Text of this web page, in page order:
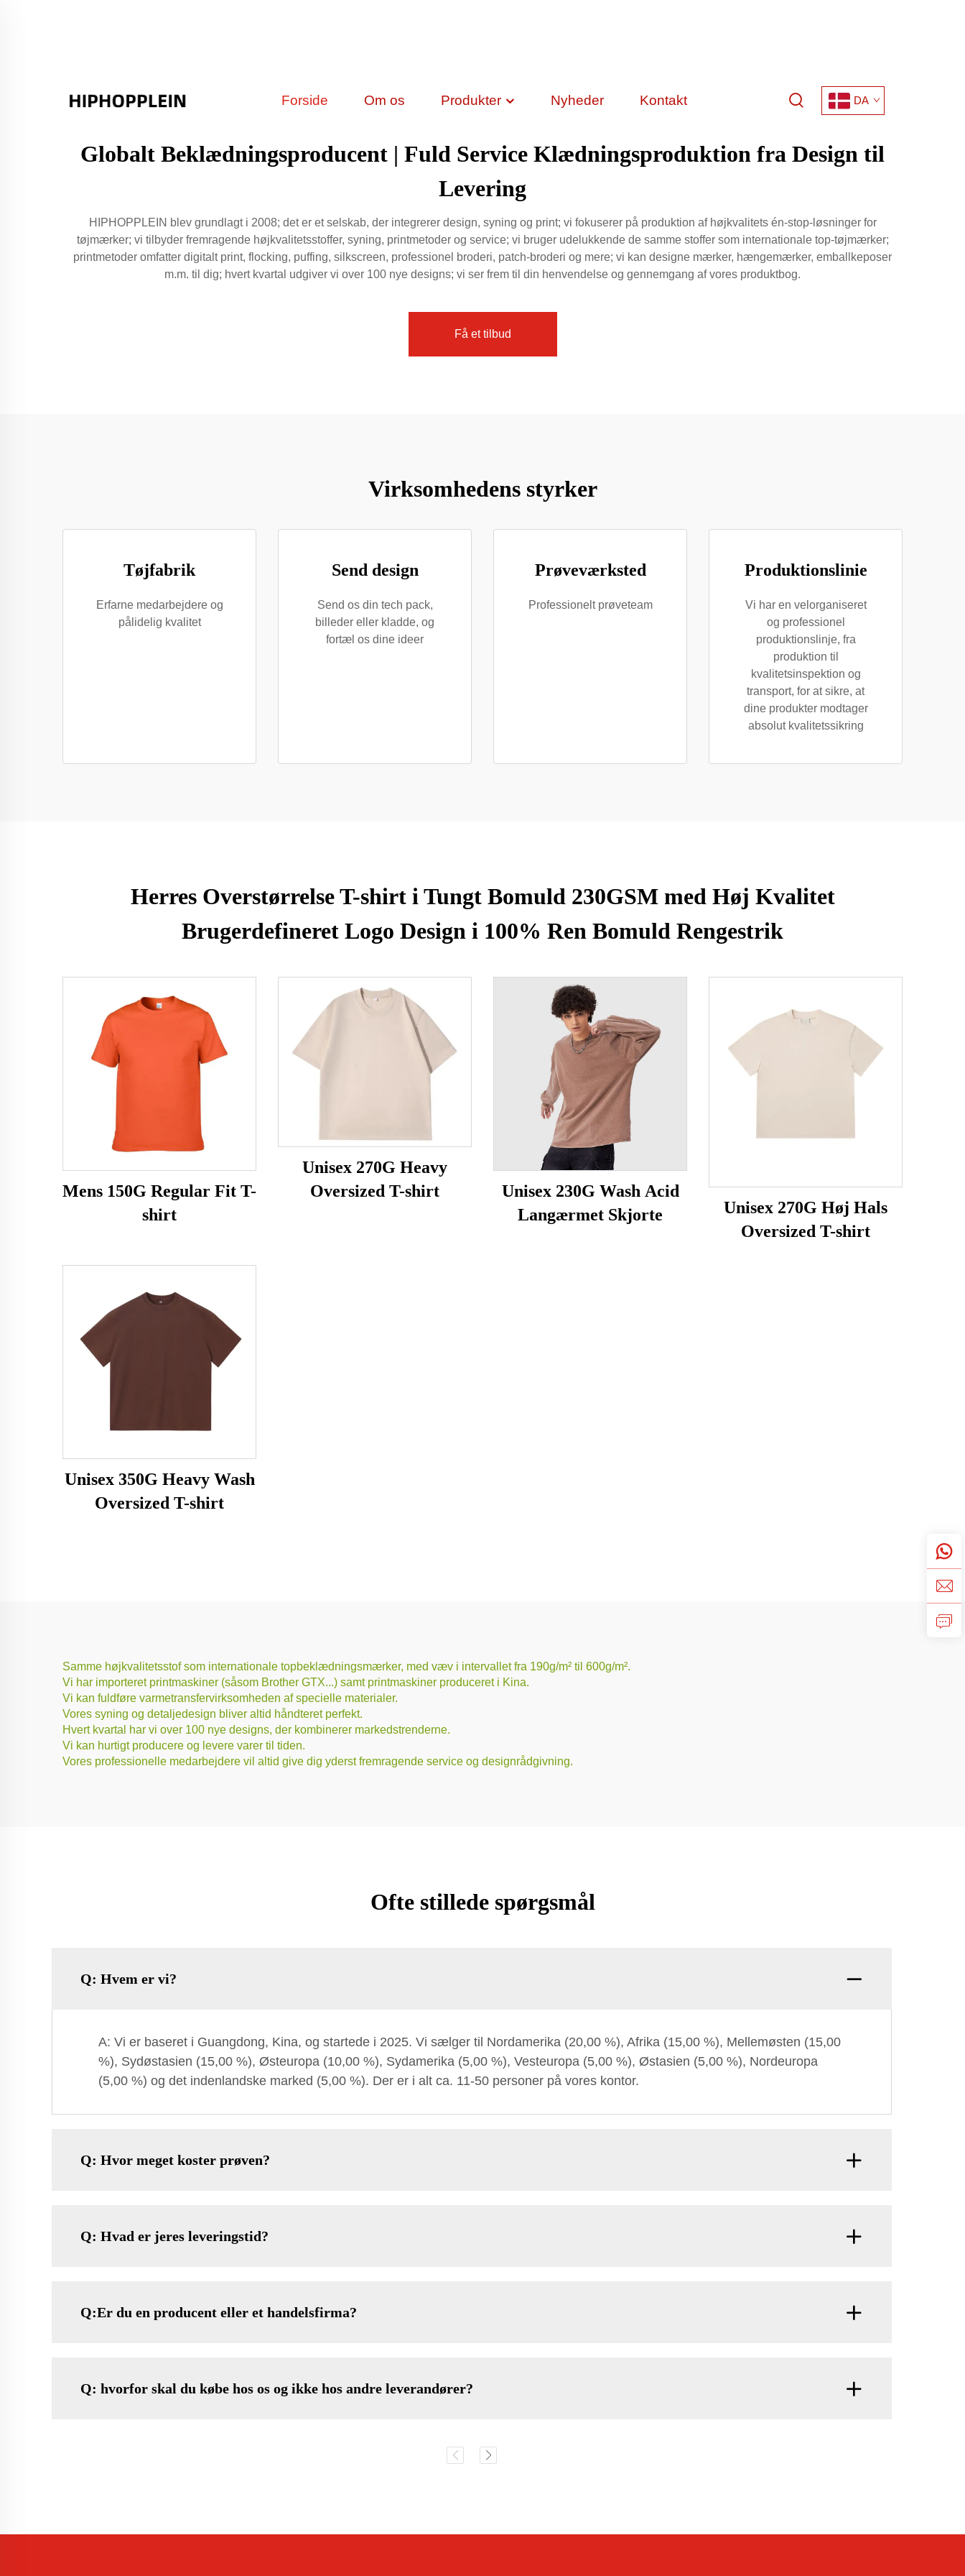
Forside Om os Produkter Nyheder Kontakt DA
Globalt Beklædningsproducent | Fuld Service Klædningsproduktion fra Design til
Levering
HIPHOPPLEIN blev grundlagt i 2008; det er et selskab, der integrerer design, syning og print; vi fokuserer på produktion af højkvalitets én-stop-løsninger for
tøjmærker; vi tilbyder fremragende højkvalitetsstoffer, syning, printmetoder og service; vi bruger udelukkende de samme stoffer som internationale top-tøjmærker;
printmetoder omfatter digitalt print, flocking, puffing, silkscreen, professionel broderi, patch-broderi og mere; vi kan designe mærker, hængemærker, emballkeposer
m.m. til dig; hvert kvartal udgiver vi over 100 nye designs; vi ser frem til din henvendelse og gennemgang af vores produktbog.
Få et tilbud
Virksomhedens styrker
Tøjfabrik
Erfarne medarbejdere og
pålidelig kvalitet
Send design
Send os din tech pack,
billeder eller kladde, og
fortæl os dine ideer
Prøveværksted
Professionelt prøveteam
Produktionslinie
Vi har en velorganiseret
og professionel
produktionslinje, fra
produktion til
kvalitetsinspektion og
transport, for at sikre, at
dine produkter modtager
absolut kvalitetssikring
Herres Overstørrelse T-shirt i Tungt Bomuld 230GSM med Høj Kvalitet
Brugerdefineret Logo Design i 100% Ren Bomuld Rengestrik
Mens 150G Regular Fit T-
shirt
Unisex 270G Heavy
Oversized T-shirt
Unisex 230G Wash Acid
Langærmet Skjorte
Unisex 270G Høj Hals
Oversized T-shirt
Unisex 350G Heavy Wash
Oversized T-shirt
Samme højkvalitetsstof som internationale topbeklædningsmærker, med væv i intervallet fra 190g/m² til 600g/m².
Vi har importeret printmaskiner (såsom Brother GTX...) samt printmaskiner produceret i Kina.
Vi kan fuldføre varmetransfervirksomheden af specielle materialer.
Vores syning og detaljedesign bliver altid håndteret perfekt.
Hvert kvartal har vi over 100 nye designs, der kombinerer markedstrenderne.
Vi kan hurtigt producere og levere varer til tiden.
Vores professionelle medarbejdere vil altid give dig yderst fremragende service og designrådgivning.
Ofte stillede spørgsmål
Q: Hvem er vi?
A: Vi er baseret i Guangdong, Kina, og startede i 2025. Vi sælger til Nordamerika (20,00 %), Afrika (15,00 %), Mellemøsten (15,00
%), Sydøstasien (15,00 %), Østeuropa (10,00 %), Sydamerika (5,00 %), Vesteuropa (5,00 %), Østasien (5,00 %), Nordeuropa
(5,00 %) og det indenlandske marked (5,00 %). Der er i alt ca. 11-50 personer på vores kontor.
Q: Hvor meget koster prøven?
Q: Hvad er jeres leveringstid?
Q:Er du en producent eller et handelsfirma?
Q: hvorfor skal du købe hos os og ikke hos andre leverandører?